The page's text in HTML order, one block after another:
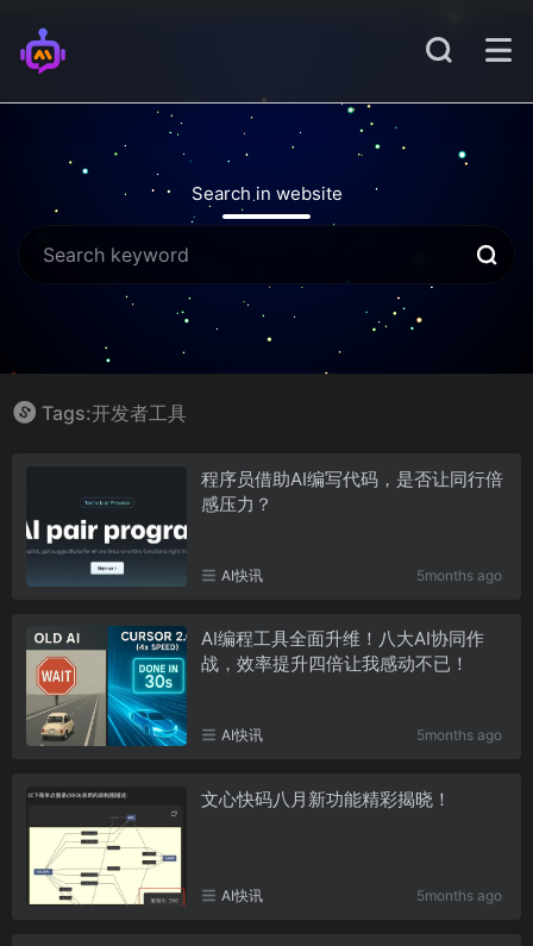
Search in website
Tags:开发者工具
程序员借助AI编写代码，是否让同行倍
感压力？
AI快讯 5months ago
AI编程工具全面升维！八大AI协同作
战，效率提升四倍让我感动不已！
AI快讯 5months ago
文心快码八月新功能精彩揭晓！
AI快讯 5months ago